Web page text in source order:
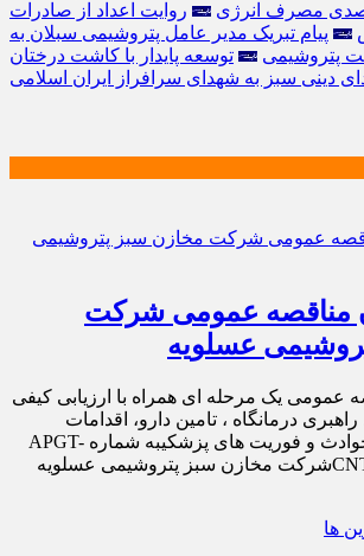
روایت اعداد از صادرات
پیام تبریک مدیر عامل پتروشیمی سبلان به
پتروشیمی
توسعه پایدار با کاشت درختان
دینی سبز به شهدای سرافراز ایران اسلامی
مناقصه عمومی شرکت
عسلویه
عمومی یک مرحله ای همراه با ارزیابی کیفی
درمانگاه ، تامین دارو، اقدامات
اورژانس و مدیریت حوادث و فوریت های پزشکیبه شماره APGT-
CNT-TENDER-01-0347شرکت مخازن سبز پتروشیمی عسلویه
ها